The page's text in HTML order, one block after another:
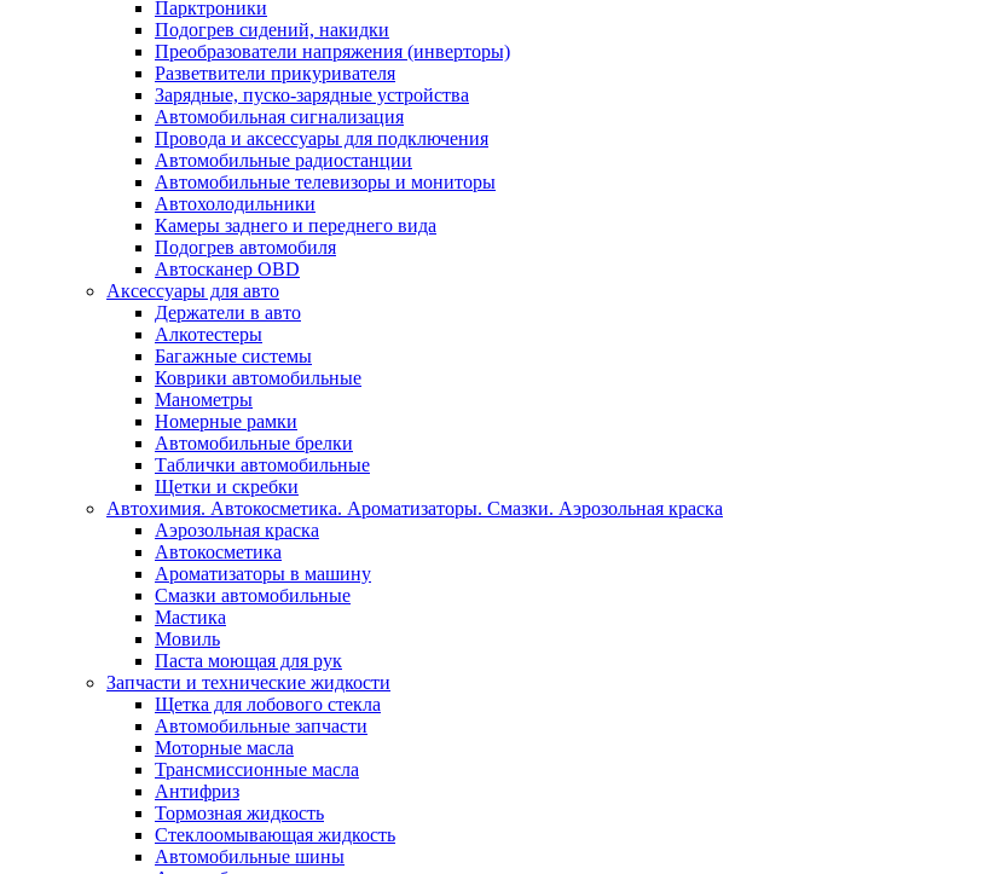
Парктроники
Подогрев сидений, накидки
Преобразователи напряжения (инверторы)
Разветвители прикуривателя
Зарядные, пуско-зарядные устройства
Автомобильная сигнализация
Провода и аксессуары для подключения
Автомобильные радиостанции
Автомобильные телевизоры и мониторы
Автохолодильники
Камеры заднего и переднего вида
Подогрев автомобиля
Автосканер OBD
Аксессуары для авто
Держатели в авто
Алкотестеры
Багажные системы
Коврики автомобильные
Манометры
Номерные рамки
Автомобильные брелки
Таблички автомобильные
Щетки и скребки
Автохимия. Автокосметика. Ароматизаторы. Смазки. Аэрозольная краска
Аэрозольная краска
Автокосметика
Ароматизаторы в машину
Смазки автомобильные
Мастика
Мовиль
Паста моющая для рук
Запчасти и технические жидкости
Щетка для лобового стекла
Автомобильные запчасти
Моторные масла
Трансмиссионные масла
Антифриз
Тормозная жидкость
Стеклоомывающая жидкость
Автомобильные шины